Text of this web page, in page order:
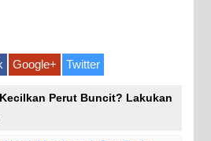
Google+ Twitter
Perut Buncit? Lakukan